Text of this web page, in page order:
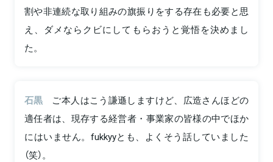
割や非連続な取り組みの旗振りをする存在も必要と思
え、ダメならクビにしてもらおうと覚悟を決めまし
た。
石黒
ご本人はこう謙遜しますけど、広造さんほどの
適任者は、現存する経営者・事業家の皆様の中でほか
にはいません。fukkyyとも、よくそう話していました
（笑）。